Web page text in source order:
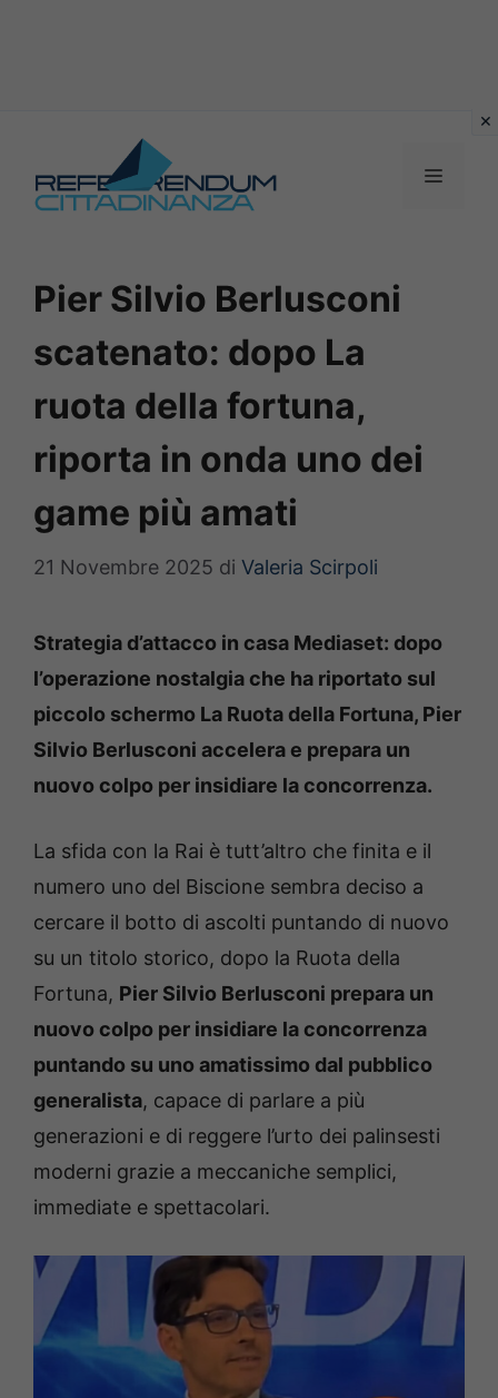
contenuto
MENU
Pier Silvio Berlusconi
scatenato: dopo La
ruota della fortuna,
riporta in onda uno dei
game più amati
21 Novembre 2025 di Valeria Scirpoli
Strategia d’attacco in casa Mediaset: dopo
l’operazione nostalgia che ha riportato sul
piccolo schermo La Ruota della Fortuna, Pier
Silvio Berlusconi accelera e prepara un
nuovo colpo per insidiare la concorrenza.
La sfida con la Rai è tutt’altro che finita e il
numero uno del Biscione sembra deciso a
cercare il botto di ascolti puntando di nuovo
su un titolo storico, dopo la Ruota della
Fortuna, Pier Silvio Berlusconi prepara un
nuovo colpo per insidiare la concorrenza
puntando su uno amatissimo dal pubblico
generalista, capace di parlare a più
generazioni e di reggere l’urto dei palinsesti
moderni grazie a meccaniche semplici,
immediate e spettacolari.